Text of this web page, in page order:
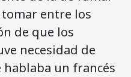
entre los
de que los
necesidad de
un francés